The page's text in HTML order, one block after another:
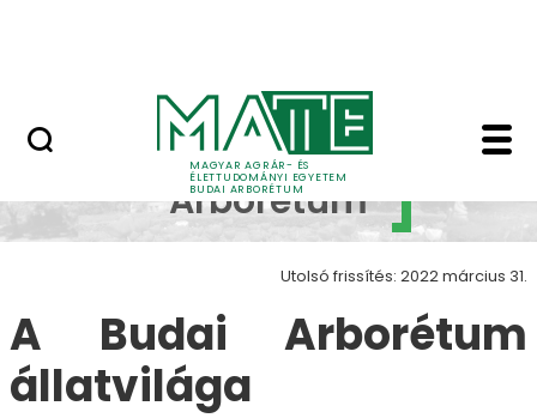
MAGYAR AGRÁR- ÉS
ÉLETTUDOMÁNYI EGYETEM
BUDAI ARBORÉTUM
Állatvilág - Budai
Budai
Arborétum
Utolsó frissítés: 2022 március 31.
A Budai Arborétum
állatvilága